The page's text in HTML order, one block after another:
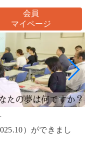
会員
マイページ
）ができまし